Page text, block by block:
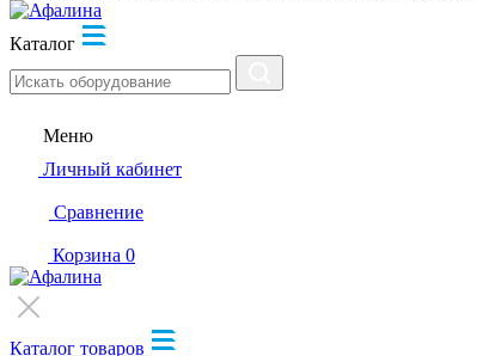
Каталог
Меню
Личный кабинет
Сравнение
Корзина 0
Каталог товаров